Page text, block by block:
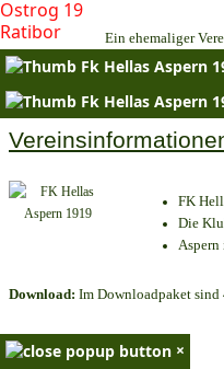
Ein ehemaliger
FK
Die
Download: Im Downloadpaket sind
×